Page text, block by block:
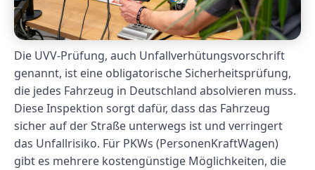
Die UVV-Prüfung, auch Unfallverhütungsvorschrift
genannt, ist eine obligatorische Sicherheitsprüfung,
die jedes Fahrzeug in Deutschland absolvieren muss.
Diese Inspektion sorgt dafür, dass das Fahrzeug
sicher auf der Straße unterwegs ist und verringert
das Unfallrisiko. Für PKWs (PersonenKraftWagen)
gibt es mehrere kostengünstige Möglichkeiten, die